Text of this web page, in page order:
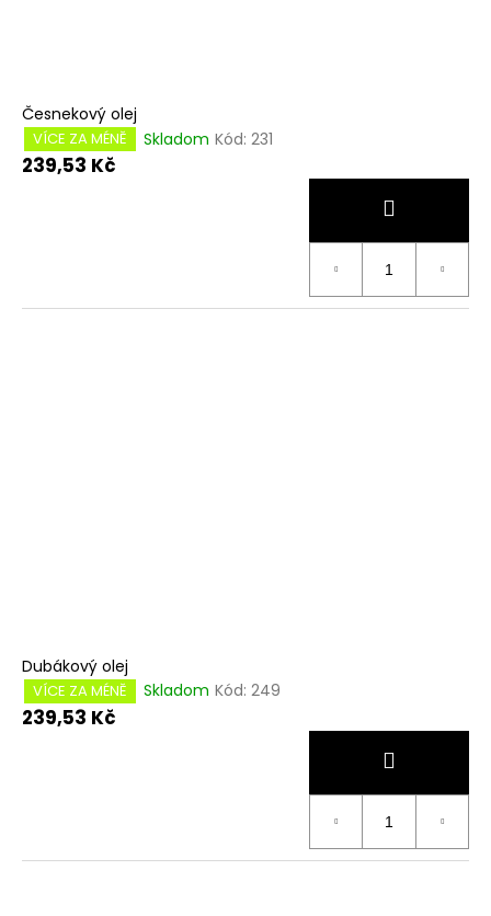
Česnekový olej
VÍCE ZA MÉNĚ Skladom Kód: 231
239,53 Kč
Dubákový olej
VÍCE ZA MÉNĚ Skladom Kód: 249
239,53 Kč